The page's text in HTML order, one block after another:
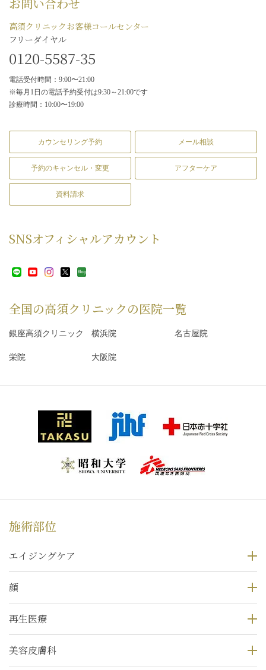
高須クリニックお客様コールセンター
フリーダイヤル
0120-5587-35
電話受付時間：9:00〜21:00
※毎月1日の電話予約受付は9:30～21:00です
診療時間：10:00〜19:00
カウンセリング予約 メール相談
予約のキャンセル・変更 アフターケア
資料請求
SNSオフィシャルアカウント
全国の高須クリニックの医院一覧
銀座高須クリニック 横浜院 名古屋院
栄院 大阪院
施術部位
エイジングケア
顔
再生医療
美容皮膚科